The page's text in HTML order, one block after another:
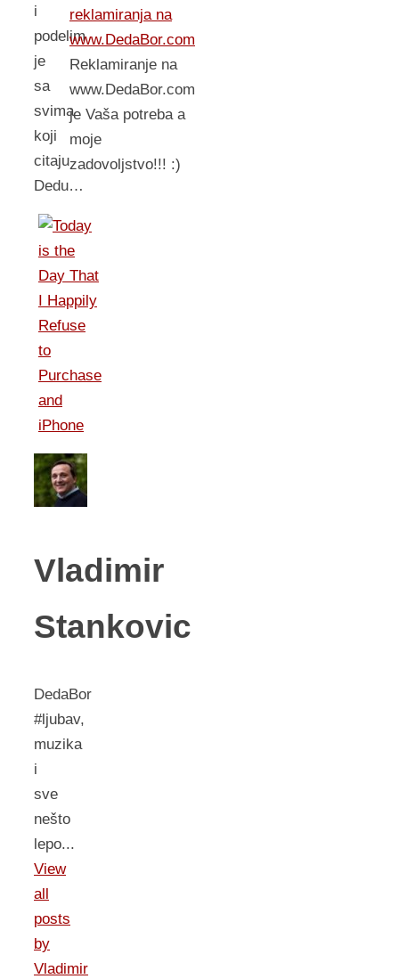
i
podelim
je
sa
svima
koji
citaju
Dedu…
Vladimir
Stankovic
DedaBor
#ljubav,
muzika
i
sve
nešto
lepo...
View
all
posts
by
Vladimir
reklamiranja na
www.DedaBor.com
Reklamiranje na
www.DedaBor.com
je Vaša potreba a
moje
zadovoljstvo!!! :)